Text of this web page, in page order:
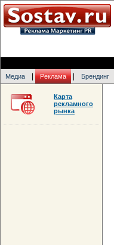
Медиа Реклама Брендинг
Карта
рекламного
рынка